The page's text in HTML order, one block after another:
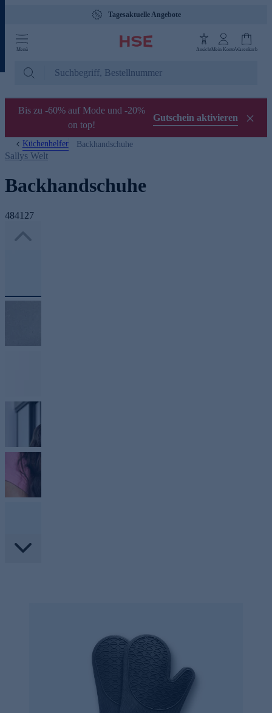
Tagesaktuelle Angebote
Menü AnsichtMein KontoWarenkorb
Bis zu -60% auf Mode und -20%
on top!
Gutschein aktivieren
Küchenhelfer Backhandschuhe
Sallys Welt
Backhandschuhe
484127